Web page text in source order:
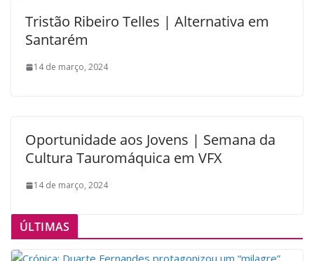
Tristão Ribeiro Telles | Alternativa em
Santarém
14 de março, 2024
Oportunidade aos Jovens | Semana da
Cultura Tauromáquica em VFX
14 de março, 2024
ÚLTIMAS